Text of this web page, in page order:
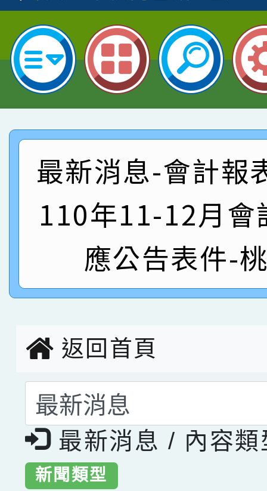
名
倩參加桃園市科展 國
名 指導老師王老師、
賀！本校四年二班張O
園市英語競賽國小朗
指導老師林老師
賀！本校參加桃園市中
賽 劉文瑛教師榮獲教
臺灣台語-第二名
賀！本校參與2026世
名
賀！本校阿巴斯O蜜、
倩參加桃園市科展 國
名 指導老師王老師、
賀！本校四年二班張O
園市英語競賽國小朗讀
指導老師林老師
賀！本校參加桃園市中
賽 劉文瑛教師榮獲教
臺灣台語-第二名
賀！本校參與2026世
市賽榮獲科學小創客佳
最新消息-會計報
110年11-12月會
應公告表件-
返回首頁
選擇後頁面內容會更
最新消息 / 內容類
新聞類型